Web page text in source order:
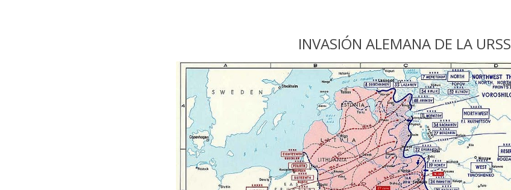
INVASIÓN ALEMANA DE LA URSS